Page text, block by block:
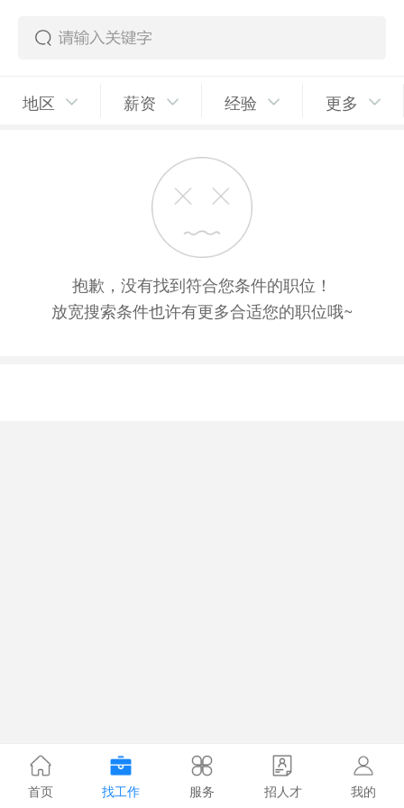
地区 薪资 经验 更多
抱歉，没有找到符合您条件的职位！
放宽搜索条件也许有更多合适您的职位哦~
首页 找工作 服务 招人才 我的